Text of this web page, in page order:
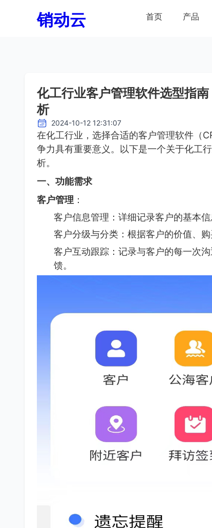
销动云 首页 产品
化工行业客户管理软件选型指
析
2024-10-12 12:31:07
在化工行业，选择合适的客户管理软件（
争力具有重要意义。以下是一个关于化工
析。
一、功能需求
客户管理 ：
客户信息管理：详细记录客户的基本信
客户分级与分类：根据客户的价值、
客户互动跟踪：记录与客户的每一次
馈。